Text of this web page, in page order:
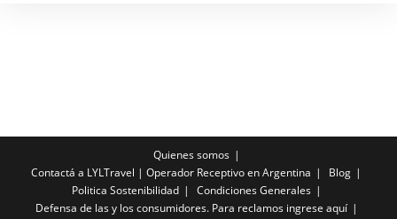
Quienes somos
Contactá a LYLTravel | Operador Receptivo en Argentina
Blog
Politica Sostenibilidad
Condiciones Generales
Defensa de las y los consumidores. Para reclamos ingrese aquí